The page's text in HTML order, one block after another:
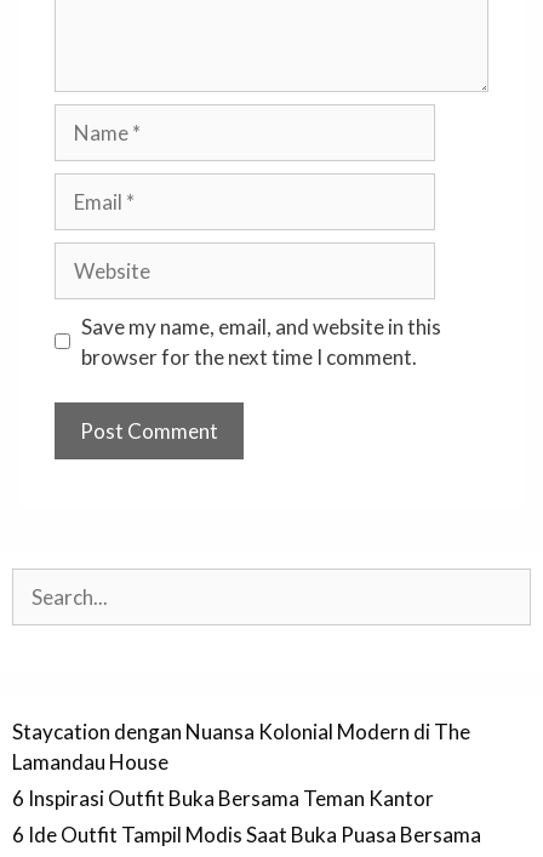
Save my name, email, and website in this
browser for the next time I comment.
Staycation dengan Nuansa Kolonial Modern di The
Lamandau House
6 Inspirasi Outfit Buka Bersama Teman Kantor
6 Ide Outfit Tampil Modis Saat Buka Puasa Bersama